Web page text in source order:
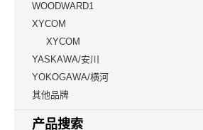
WOODWARD1
XYCOM
XYCOM
YASKAWA/安川
YOKOGAWA/横河
其他品牌
产品搜索